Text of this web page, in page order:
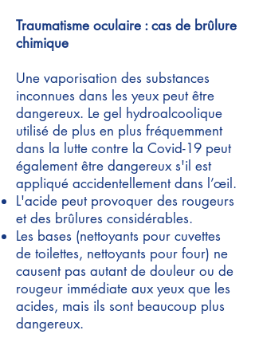
Traumatisme oculaire : cas de brûlure
chimique
Une vaporisation des substances
inconnues dans les yeux peut être
dangereux. Le gel hydroalcoolique
utilisé de plus en plus fréquemment
dans la lutte contre la Covid-19 peut
également être dangereux s'il est
appliqué accidentellement dans l’œil.
L'acide peut provoquer des rougeurs
et des brûlures considérables.
Les bases (nettoyants pour cuvettes
de toilettes, nettoyants pour four) ne
causent pas autant de douleur ou de
rougeur immédiate aux yeux que les
acides, mais ils sont beaucoup plus
dangereux.